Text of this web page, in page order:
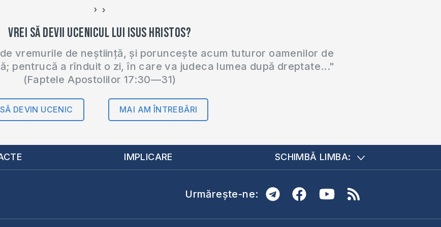
‹ ›
Vrei să devii ucenicul lui Isus Hristos?
vremurile de neștiință, și poruncește acum tuturor oamenilor de
pentrucă a rînduit o zi, în care va judeca lumea după dreptate..."
(Faptele Apostolilor 17:30—31)
DEVIN UCENIC MAI AM ÎNTREBĂRI
IMPLICARE SCHIMBĂ LIMBA:
Urmărește-ne: